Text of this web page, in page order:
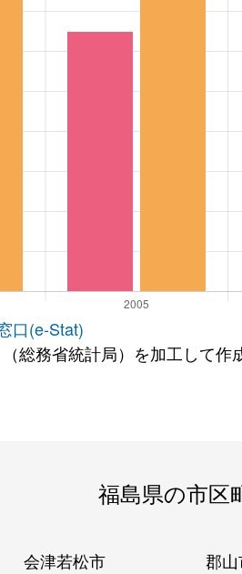
口(e-Stat)
総務省統計局）を加工して作
福島県の市区
会津若松市 郡